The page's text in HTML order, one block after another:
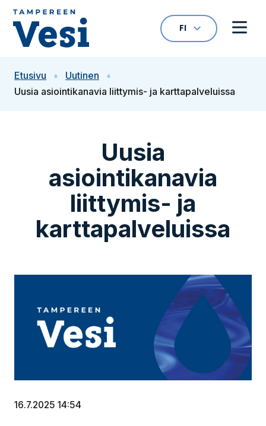
Siirry sisältöön
VALITTU KIELI:
FI
Avaa
Etusivu
Uutinen
Uusia asiointikanavia liittymis- ja karttapalveluissa
Uusia
asiointikanavia
liittymis- ja
karttapalveluissa
16.7.2025 14:54